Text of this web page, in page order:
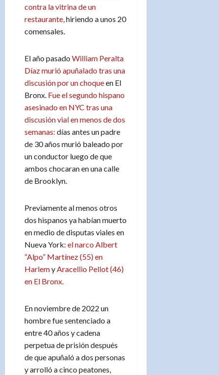
contra la vitrina de un
restaurante,hiriendo a unos 20
comensales.
El año pasado William Peralta
Díaz murió apuñalado tras una
discusión por un choqueen El
Bronx. Fue el segundo hispano
asesinado en NYC tras una
discusión vial en menos de dos
semanas: días antes un padre
de 30 años murió baleado por
un conductor luego de que
ambos chocaran en una calle
de Brooklyn.
Previamente al menos otros
dos hispanos ya habían muerto
en medio de disputas viales en
Nueva York: el narco Albert
“Alpo” Martínez (55) en
HarlemyAracellio Pellot (46)
en El Bronx.
En noviembre de 2022 un
hombre fue sentenciado a
entre 40 años y cadena
perpetua de prisión después
de que apuñaló a dos personas
y arrolló a cinco peatones,